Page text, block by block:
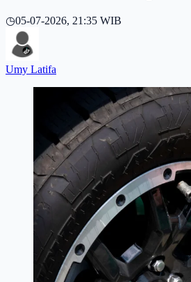
◷05-07-2026, 21:35 WIB
Umy Latifa